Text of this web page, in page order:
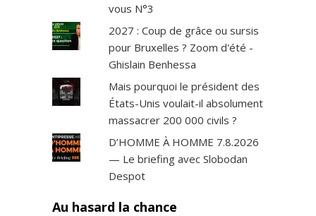
vous N°3
2027 : Coup de grâce ou sursis
pour Bruxelles ? Zoom d'été -
Ghislain Benhessa
Mais pourquoi le président des
États-Unis voulait-il absolument
massacrer 200 000 civils ?
D’HOMME À HOMME 7.8.2026
— Le briefing avec Slobodan
Despot
Au hasard la chance